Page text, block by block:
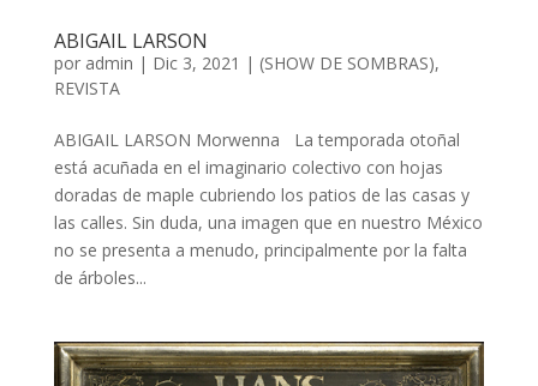
ABIGAIL LARSON
por admin | Dic 3, 2021 | (SHOW DE SOMBRAS),
REVISTA
ABIGAIL LARSON Morwenna La temporada otoñal
está acuñada en el imaginario colectivo con hojas
doradas de maple cubriendo los patios de las casas y
las calles. Sin duda, una imagen que en nuestro México
no se presenta a menudo, principalmente por la falta
de árboles...